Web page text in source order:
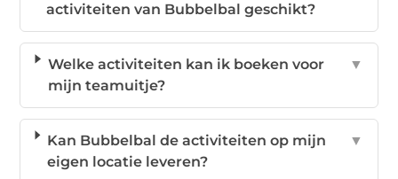
activiteiten van Bubbelbal geschikt?
Welke activiteiten kan ik boeken voor
mijn teamuitje?
▼
Kan Bubbelbal de activiteiten op mijn
eigen locatie leveren?
▼